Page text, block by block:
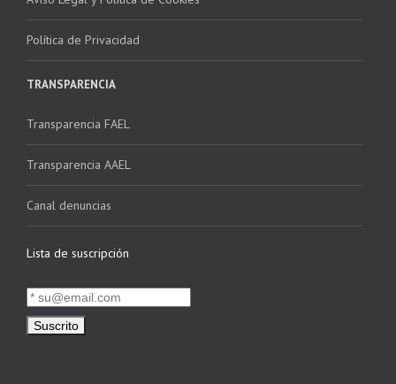
Política de Privacidad
TRANSPARENCIA
Transparencia FAEL
Transparencia AAEL
Canal denuncias
Lista de suscripción